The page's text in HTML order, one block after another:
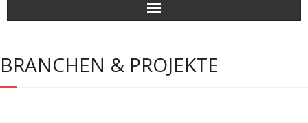
Leistungen
BRANCHEN & PROJEKTE